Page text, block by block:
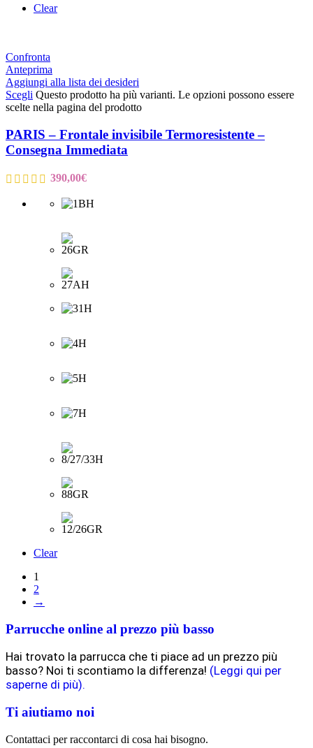
Clear
Confronta
Anteprima
Aggiungi alla lista dei desideri
Scegli Questo prodotto ha più varianti. Le opzioni possono essere
scelte nella pagina del prodotto
PARIS – Frontale invisibile Termoresistente –
Consegna Immediata
390,00€
Clear
1
2
→
Parrucche online al prezzo più basso
Hai trovato la parrucca che ti piace ad un prezzo più
basso? Noi ti scontiamo la differenza! (Leggi qui per
saperne di più).
Ti aiutiamo noi
Contattaci per raccontarci di cosa hai bisogno.